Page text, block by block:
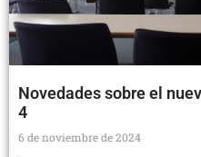
Novedades sobre el
4
6 de noviembre de 2024